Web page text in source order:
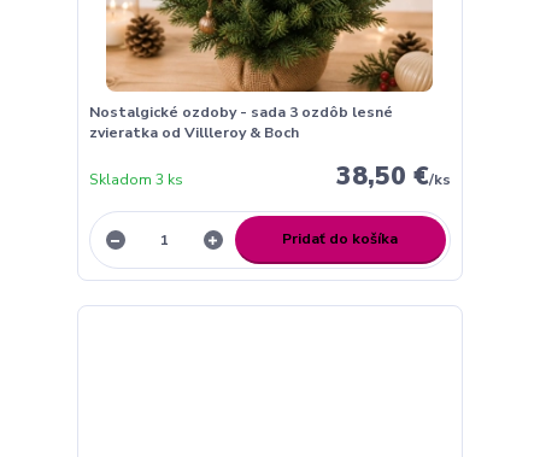
Nostalgické ozdoby - sada 3 ozdôb lesné
zvieratka od Villleroy & Boch
38,50 €/ks
Skladom 3 ks
Pridať do košíka